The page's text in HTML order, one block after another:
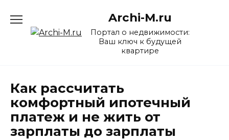
содержанию
Archi-M.ru
Портал о недвижимости:
Ваш ключ к будущей
квартире
Как рассчитать
комфортный ипотечный
платеж и не жить от
зарплаты до зарплаты